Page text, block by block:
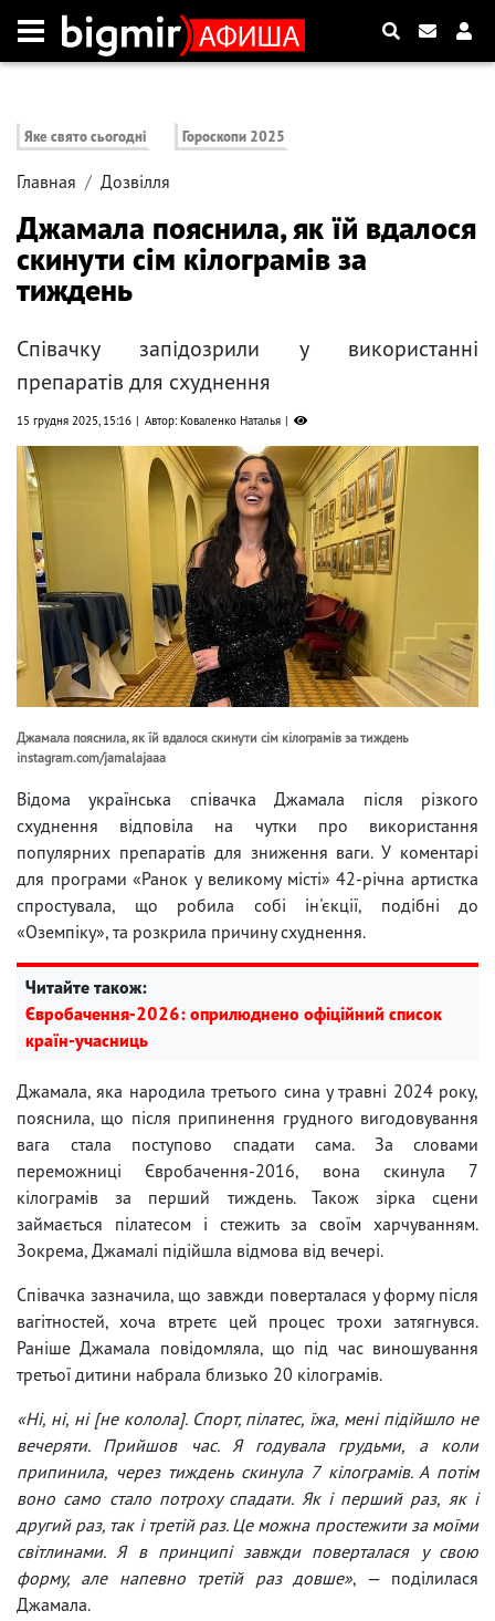
Яке свято сьогодні Гороскопи 2025
Главная Дозвілля
Джамала пояснила, як їй вдалося
скинути сім кілограмів за
тиждень
Співачку запідозрили у використанні
препаратів для схуднення
15 грудня 2025, 15:16 Автор: Коваленко Наталья
Джамала пояснила, як їй вдалося скинути сім кілограмів за тиждень
instagram.com/jamalajaaa
Відома українська співачка Джамала після різкого
схуднення відповіла на чутки про використання
популярних препаратів для зниження ваги. У коментарі
для програми «Ранок у великому місті» 42-річна артистка
спростувала, що робила собі ін'єкції, подібні до
«Оземпіку», та розкрила причину схуднення.
Читайте також:
Євробачення-2026: оприлюднено офіційний список
країн-учасниць
Джамала, яка народила третього сина у травні 2024 року,
пояснила, що після припинення грудного вигодовування
вага стала поступово спадати сама. За словами
переможниці Євробачення-2016, вона скинула 7
кілограмів за перший тиждень. Також зірка сцени
займається пілатесом і стежить за своїм харчуванням.
Зокрема, Джамалі підійшла відмова від вечері.
Співачка зазначила, що завжди поверталася у форму після
вагітностей, хоча втретє цей процес трохи затягнувся.
Раніше Джамала повідомляла, що під час виношування
третьої дитини набрала близько 20 кілограмів.
«Ні, ні, ні [не колола]. Спорт, пілатес, їжа, мені підійшло не
вечеряти. Прийшов час. Я годувала грудьми, а коли
припинила, через тиждень скинула 7 кілограмів. А потім
воно само стало потроху спадати. Як і перший раз, як і
другий раз, так і третій раз. Це можна простежити за моїми
світлинами. Я в принципі завжди поверталася у свою
форму, але напевно третій раз довше», — поділилася
Джамала.